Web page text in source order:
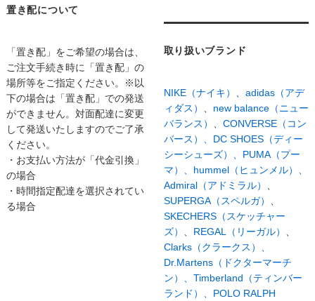
置き配について
「置き配」をご希望の場合は、
ご注文手続き時に「置き配」の
場所等をご指定ください。※以
下の場合は「置き配」での発送
ができません。対面配達に変更
して発送いたしますのでご了承
ください。
・お支払い方法が「代金引換」
の場合
・時間指定配達を選択されてい
る場合
取り扱いブランド
NIKE（ナイキ） 、 adidas（アデ
ィダス） 、 new balance（ニュー
バランス） 、 CONVERSE（コン
バース）、 DC SHOES（ディー
シーシューズ）、 PUMA（プー
マ）、 hummel（ヒュンメル）、
Admiral（アドミラル） 、
SUPERGA（スペルガ） 、
SKECHERS（スケッチャー
ズ） 、 REGAL（リーガル） 、
Clarks（クラークス）、
Dr.Martens（ドクターマーチ
ン）、 Timberland（ティンバー
ランド）、 POLO RALPH